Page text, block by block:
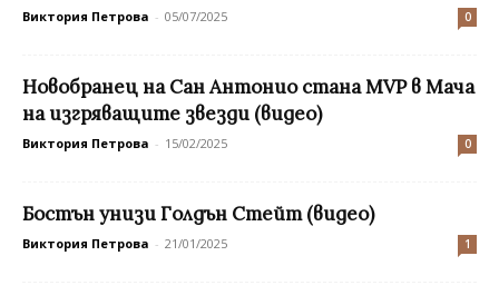
Виктория Петрова - 05/07/2025 0
Новобранец на Сан Антонио стана MVP в Мача
на изгряващите звезди (видео)
Виктория Петрова - 15/02/2025 0
Бостън унизи Голдън Стейт (видео)
Виктория Петрова - 21/01/2025 1